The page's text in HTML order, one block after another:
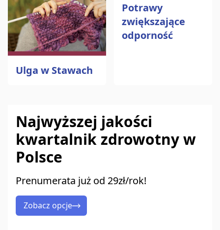
Ulga w Stawach
Potrawy
zwiększające
odporność
Najwyższej jakości
kwartalnik zdrowotny w
Polsce
Prenumerata już od 29zł/rok!
Zobacz opcje